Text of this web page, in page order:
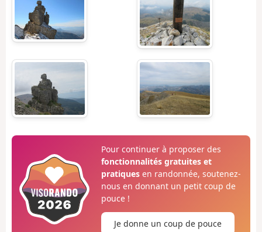
Pour continuer à proposer des
fonctionnalités gratuites et
pratiquesen randonnée, soutenez-
nous en donnant un petit coup de
pouce !
Je donne un coup de pouce